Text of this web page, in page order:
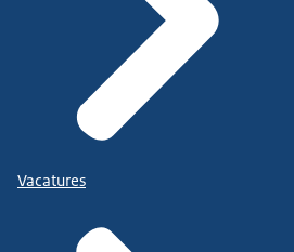
Vacatures